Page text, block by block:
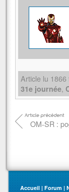
Article lu 1866
31e journée,
OM-SR :
Accueil | Forum |